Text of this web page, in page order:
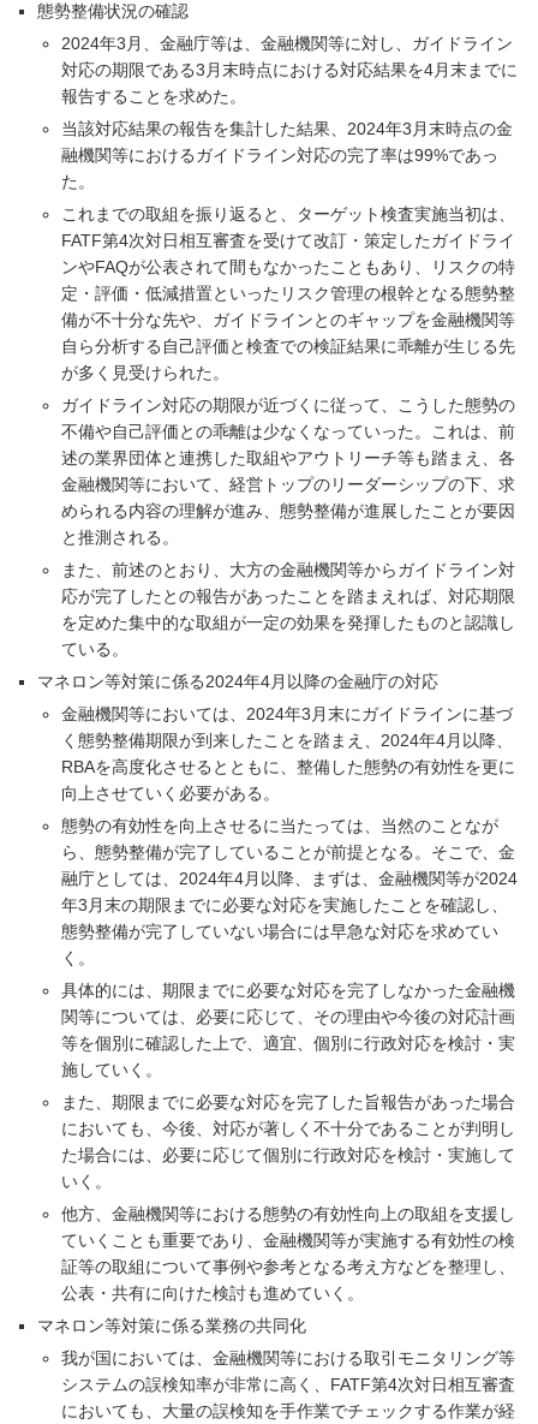
態勢整備状況の確認
2024年3月、金融庁等は、金融機関等に対し、ガイドライン
対応の期限である3月末時点における対応結果を4月末までに
報告することを求めた。
当該対応結果の報告を集計した結果、2024年3月末時点の金
融機関等におけるガイドライン対応の完了率は99%であっ
た。
これまでの取組を振り返ると、ターゲット検査実施当初は、
FATF第4次対日相互審査を受けて改訂・策定したガイドライ
ンやFAQが公表されて間もなかったこともあり、リスクの特
定・評価・低減措置といったリスク管理の根幹となる態勢整
備が不十分な先や、ガイドラインとのギャップを金融機関等
自ら分析する自己評価と検査での検証結果に乖離が生じる先
が多く見受けられた。
ガイドライン対応の期限が近づくに従って、こうした態勢の
不備や自己評価との乖離は少なくなっていった。これは、前
述の業界団体と連携した取組やアウトリーチ等も踏まえ、各
金融機関等において、経営トップのリーダーシップの下、求
められる内容の理解が進み、態勢整備が進展したことが要因
と推測される。
また、前述のとおり、大方の金融機関等からガイドライン対
応が完了したとの報告があったことを踏まえれば、対応期限
を定めた集中的な取組が一定の効果を発揮したものと認識し
ている。
マネロン等対策に係る2024年4月以降の金融庁の対応
金融機関等においては、2024年3月末にガイドラインに基づ
く態勢整備期限が到来したことを踏まえ、2024年4月以降、
RBAを高度化させるとともに、整備した態勢の有効性を更に
向上させていく必要がある。
態勢の有効性を向上させるに当たっては、当然のことなが
ら、態勢整備が完了していることが前提となる。そこで、金
融庁としては、2024年4月以降、まずは、金融機関等が2024
年3月末の期限までに必要な対応を実施したことを確認し、
態勢整備が完了していない場合には早急な対応を求めてい
く。
具体的には、期限までに必要な対応を完了しなかった金融機
関等については、必要に応じて、その理由や今後の対応計画
等を個別に確認した上で、適宜、個別に行政対応を検討・実
施していく。
また、期限までに必要な対応を完了した旨報告があった場合
においても、今後、対応が著しく不十分であることが判明し
た場合には、必要に応じて個別に行政対応を検討・実施して
いく。
他方、金融機関等における態勢の有効性向上の取組を支援し
ていくことも重要であり、金融機関等が実施する有効性の検
証等の取組について事例や参考となる考え方などを整理し、
公表・共有に向けた検討も進めていく。
マネロン等対策に係る業務の共同化
我が国においては、金融機関等における取引モニタリング等
システムの誤検知率が非常に高く、FATF第4次対日相互審査
においても、大量の誤検知を手作業でチェックする作業が経